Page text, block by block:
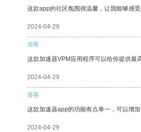
这款app的社区氛围很温馨，让我能够感受
2024-04-29
游客
这款加速器VPM应用程序可以给你提供最
2024-04-29
游客
这款加速器app的功能有点单一，可以增
2024-04-29